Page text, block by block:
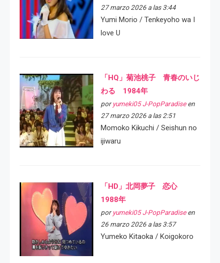
27 marzo 2026 a las 3:44
Yumi Morio / Tenkeyoho wa I
love U
「HQ」菊池桃子 青春のいじ
わる 1984年
por yumeki05 J-PopParadiseen
27 marzo 2026 a las 2:51
Momoko Kikuchi / Seishun no
ijiwaru
「HD」北岡夢子 恋心
1988年
por yumeki05 J-PopParadiseen
26 marzo 2026 a las 3:57
Yumeko Kitaoka / Koigokoro